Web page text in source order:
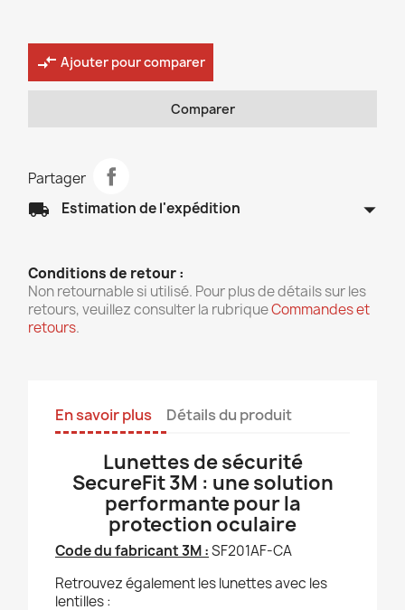
compare_arrows Ajouter pour comparer
Comparer
Partager
local_shipping Estimation de l'expédition arrow_drop_down
Conditions de retour :
Non retournable si utilisé. Pour plus de détails sur les
retours, veuillez consulter la rubriqueCommandes et
retours.
En savoir plus Détails du produit
Lunettes de sécurité
SecureFit 3M : une solution
performante pour la
protection oculaire
Code du fabricant 3M :SF201AF-CA
Retrouvez également les lunettes avec les
lentilles :